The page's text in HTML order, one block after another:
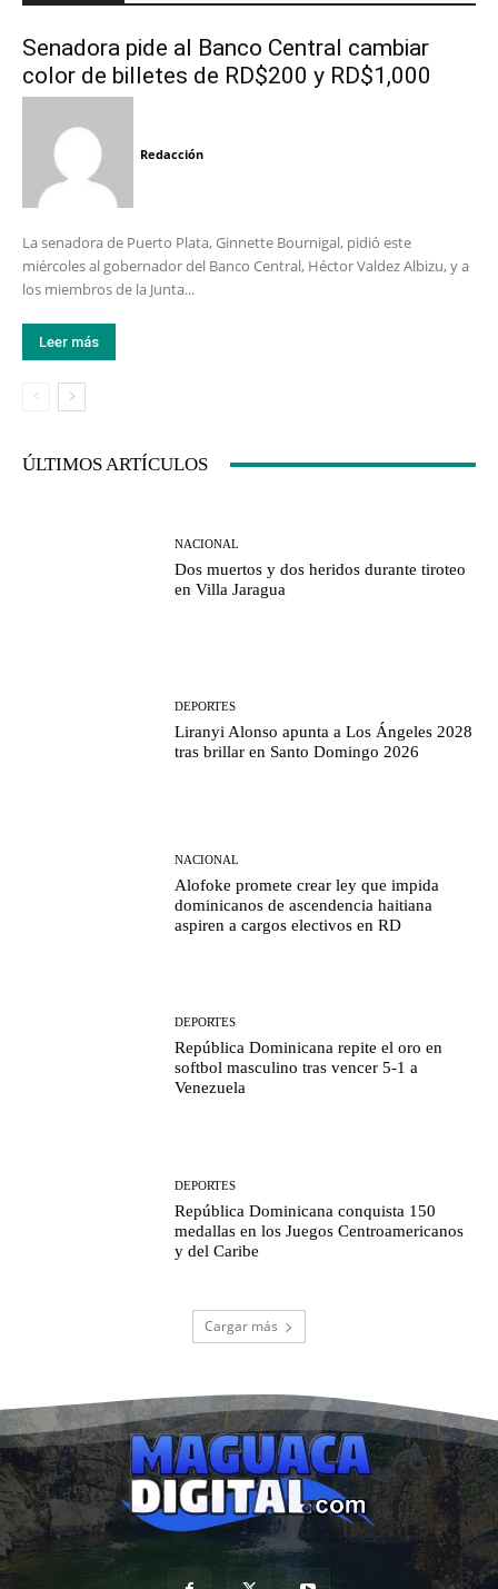
Senadora pide al Banco Central cambiar
color de billetes de RD$200 y RD$1,000
Redacción
La senadora de Puerto Plata, Ginnette Bournigal, pidió este
miércoles al gobernador del Banco Central, Héctor Valdez Albizu, y a
los miembros de la Junta...
Leer más
ÚLTIMOS ARTÍCULOS
NACIONAL
Dos muertos y dos heridos durante tiroteo
en Villa Jaragua
DEPORTES
Liranyi Alonso apunta a Los Ángeles 2028
tras brillar en Santo Domingo 2026
NACIONAL
Alofoke promete crear ley que impida
dominicanos de ascendencia haitiana
aspiren a cargos electivos en RD
DEPORTES
República Dominicana repite el oro en
softbol masculino tras vencer 5-1 a
Venezuela
DEPORTES
República Dominicana conquista 150
medallas en los Juegos Centroamericanos
y del Caribe
Cargar más